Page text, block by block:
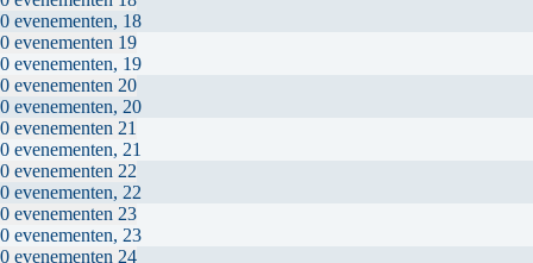
0 evenementen, 18
0 evenementen 19
0 evenementen, 19
0 evenementen 20
0 evenementen, 20
0 evenementen 21
0 evenementen, 21
0 evenementen 22
0 evenementen, 22
0 evenementen 23
0 evenementen, 23
0 evenementen 24